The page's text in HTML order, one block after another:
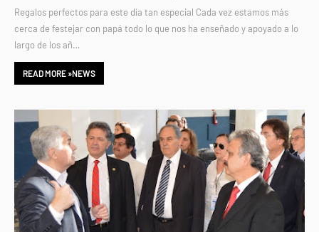
Regalos perfectos para este día tan especial Cada vez estamos más
cerca de festejar con papá todo lo que nos ha enseñado y apoyado a lo
largo de los añ…
READ MORE »NEWS